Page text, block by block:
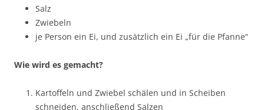
Salz
Zwiebeln
je Person ein Ei, und zusätzlich ein Ei „für die Pfanne“
Wie wird es gemacht?
Kartoffeln und Zwiebel schälen und in Scheiben
schneiden, anschließend Salzen